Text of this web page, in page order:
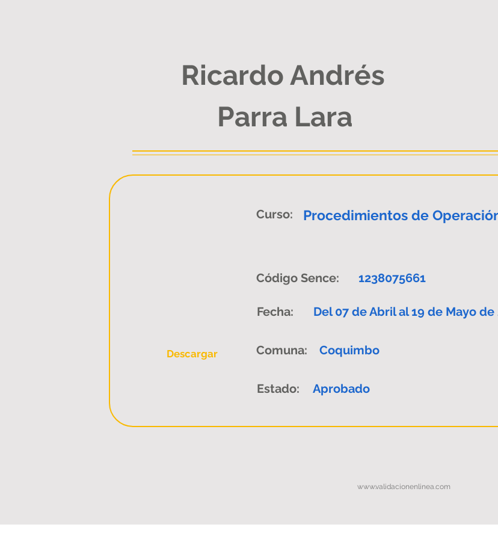
Parra Lara
Ricardo Andrés
Curso: Procedimientos de
Código Sence: 1238075661
Fecha: Del 07 de Abril al 19 de Mayo de
Descargar Comuna: Coquimbo
Estado: Aprobado
www.validacionenlinea.com